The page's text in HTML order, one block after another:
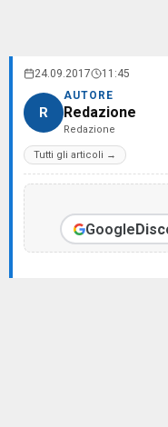
24.09.2017 11:45
R
AUTORE
Redazione
Redazione
Tutti gli articoli →
Google